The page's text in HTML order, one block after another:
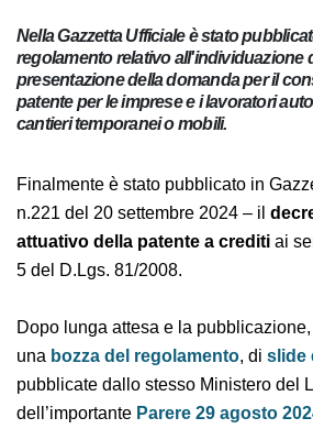
Nella Gazzetta Ufficiale è stato
regolamento relativo
presentazione della domanda per il
patente per le imprese e i lavoratori
cantieri temporanei o mobili.
Finalmente è stato pubblicato in
n.221 del 20 settembre 2024 – il
attuativo della patente a crediti
3 e 5 del D.Lgs. 81/2008.
Dopo lunga attesa e la
di unabozza del regolamento, di
pubblicate dallo stesso Ministero
dell’importanteParere 29 agosto